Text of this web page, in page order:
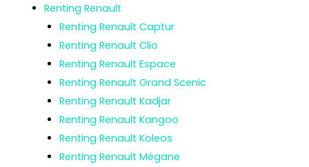
Renting Renault
Renting Renault Captur
Renting Renault Clio
Renting Renault Espace
Renting Renault Grand Scenic
Renting Renault Kadjar
Renting Renault Kangoo
Renting Renault Koleos
Renting Renault Mégane